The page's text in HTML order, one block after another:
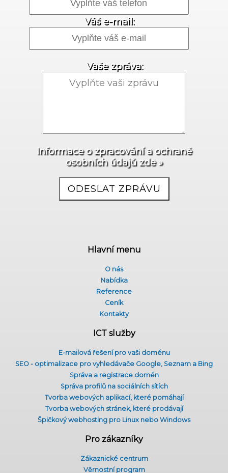
Váš e-mail:
Vaše zpráva:
Informace o zpracování a ochraně
osobních údajů zde »
Hlavní menu
O nás
Nabídka
Reference
Ceník
Kontakty
ICT služby
E-mailová řešení pro vaši doménu
SEO - optimalizace pro vyhledávače Google, Seznam a Bing
Správa a registrace domén
Správa profilů na sociálních sítích
Tvorba webových aplikací, které pomáhají
Tvorba webových stránek, které prodávají
Špičkový webhosting pro Linux nebo Windows
Pro zákazníky
Zákaznické centrum
Věrnostní program